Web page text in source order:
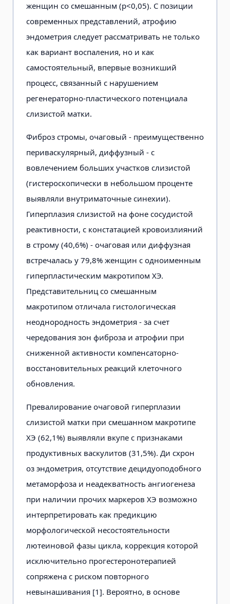
женщин со смешанным (р<0,05). С позиции
современных представлений, атрофию
эндометрия следует рассматривать не только
как вариант воспаления, но и как
самостоятельный, впервые возникший
процесс, связанный с нарушением
регенераторно-пластического потенциала
слизистой матки.
Фиброз стромы, очаговый - преимущественно
периваскулярный, диффузный - с
вовлечением больших участков слизистой
(гистероскопически в небольшом проценте
выявляли внутриматочные синехии).
Гиперплазия слизистой на фоне сосудистой
реактивности, с констатацией кровоизлияний
в строму (40,6%) - очаговая или диффузная
встречалась у 79,8% женщин с одноименным
гиперпластическим макротипом ХЭ.
Представительниц со смешанным
макротипом отличала гистологическая
неоднородность эндометрия - за счет
чередования зон фиброза и атрофии при
сниженной активности компенсаторно-
восстановительных реакций клеточного
обновления.
Превалирование очаговой гиперплазии
слизистой матки при смешанном макротипе
ХЭ (62,1%) выявляли вкупе с признаками
продуктивных васкулитов (31,5%). Ди схрон
оз эндометрия, отсутствие децидуоподобного
метаморфоза и неадекватность ангиогенеза
при наличии прочих маркеров ХЭ возможно
интерпретировать как предикцию
морфологической несостоятельности
лютеиновой фазы цикла, коррекция которой
исключительно прогестеронотерапией
сопряжена с риском повторного
невынашивания [1]. Вероятно, в основе